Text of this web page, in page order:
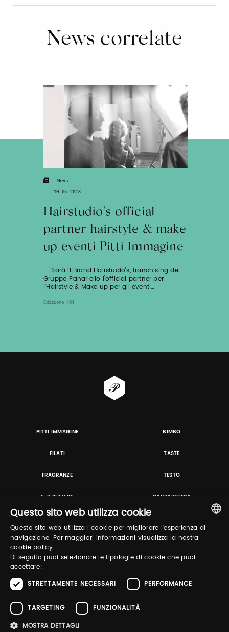
News correlate
Hairstudio’s official
partner hairstyle & make
up eventi Pitti Immagine
News
10.06.2023
— Sarà il Brand Hairstudio’s, franchising del
Gruppo Panariello l’official partner per
l’Hairstyle & Make up per gli eventi…
Edizione 104
PITTI IMMAGINE BIMBO
FILATI TASTE
FRAGRANZE TESTO
E-P SUMMIT DANZAINFIERA
TUTORING & CONSULTING
ITALIAN
Questo sito web utilizza cookie
Questo sito web utilizza i cookie per migliorare l'esperienza di
navigazione. Per maggiori informazioni visualizza la nostra
cookie policy
Di seguito puoi selezionare le tipologie di cookie che puoi
accettare:
STRETTAMENTE NECESSARI
PERFORMANCE
TARGETING
FUNZIONALITÀ
MOSTRA DETTAGLI